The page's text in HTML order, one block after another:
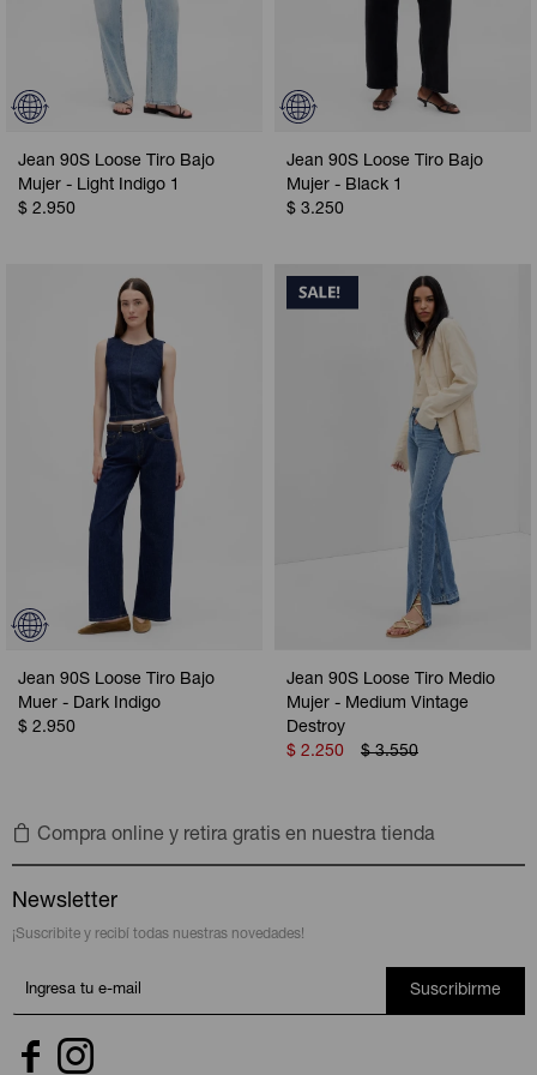
Jean 90S Loose Tiro Bajo
Mujer - Light Indigo 1
$ 2.950
Jean 90S Loose Tiro Bajo
Mujer - Black 1
$ 3.250
Jean 90S Loose Tiro Bajo
Muer - Dark Indigo
$ 2.950
Jean 90S Loose Tiro Medio
Mujer - Medium Vintage
Destroy
$ 2.250 $ 3.550
Compra online y retira gratis en nuestra tienda
Newsletter
¡Suscribite y recibí todas nuestras novedades!
Suscribirme
 